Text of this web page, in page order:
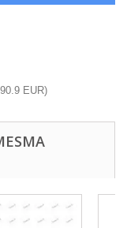
EUR)